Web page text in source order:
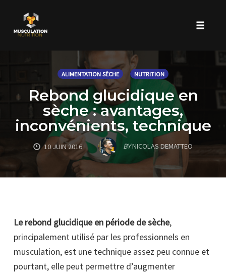
ALIMENTATION SÈCHE NUTRITION
Rebond glucidique en
sèche : avantages,
inconvénients, technique
10 JUIN 2016 BYNICOLAS DEMATTEO
Le rebond glucidique en période de sèche,
principalement utilisé par les professionnels en
musculation, est une technique assez peu connue et
pourtant, elle peut permettre d’augmenter